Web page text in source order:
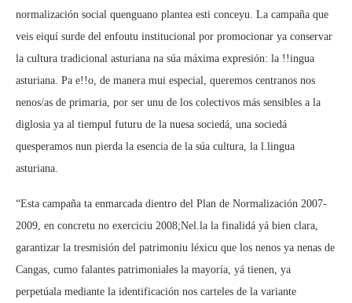
normalización social quenguano plantea esti conceyu. La campaña que
veis eiquí surde del enfoutu institucional por promocionar ya conservar
la cultura tradicional asturiana na súa máxima expresión: la !!ingua
asturiana. Pa e!!o, de manera mui especial, queremos centranos nos
nenos/as de primaria, por ser unu de los colectivos más sensibles a la
diglosia ya al tiempul futuru de la nuesa sociedá, una sociedá
quesperamos nun pierda la esencia de la súa cultura, la l.lingua
asturiana.
“Esta campaña ta enmarcada dientro del Plan de Normalización 2007-
2009, en concretu no exerciciu 2008;Nel.la la finalidá yá bien clara,
garantizar la tresmisión del patrimoniu léxicu que los nenos ya nenas de
Cangas, cumo falantes patrimoniales la mayoría, yá tienen, ya
perpetúala mediante la identificación nos carteles de la variante